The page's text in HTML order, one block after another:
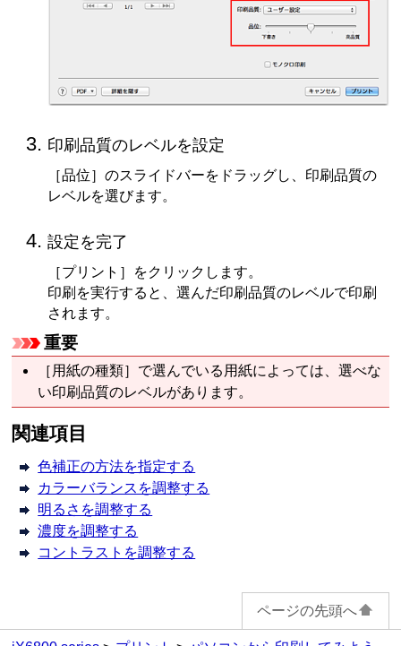
印刷品質のレベルを設定
［品位］のスライドバーをドラッグし、印刷品質の
レベルを選びます。
設定を完了
［プリント］ をクリックします。
印刷を実行すると、選んだ印刷品質のレベルで印刷
されます。
重要
［用紙の種類］ で選んでいる用紙によっては、選べな
い印刷品質のレベルがあります。
関連項目
色補正の方法を指定する
カラーバランスを調整する
明るさを調整する
濃度を調整する
コントラストを調整する
ページの先頭へ